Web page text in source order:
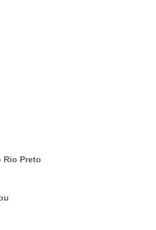
Rio Preto